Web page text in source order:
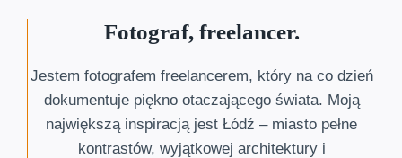
Fotograf, freelancer.
Jestem fotografem freelancerem, który na co dzień
dokumentuje piękno otaczającego świata. Moją
największą inspiracją jest Łódź – miasto pełne
kontrastów, wyjątkowej architektury i